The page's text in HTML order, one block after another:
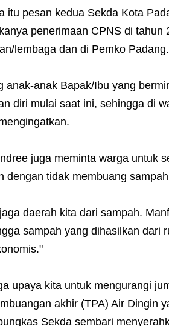
itu pesan kedua Sekda Kota
penerimaan CPNS di tahun
lembaga dan di Pemko Padang.
anak-anak Bapak/Ibu yang
diri mulai saat ini, sehingga di
juga meminta warga untuk
dengan tidak membuang
daerah kita dari sampah.
sampah yang dihasilkan dari
upaya kita untuk mengurangi
akhir (TPA) Air Dingin
Sekda sembari